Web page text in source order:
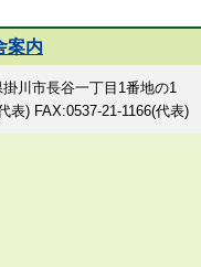
案内
川市長谷一丁目1番地の1
表) FAX:0537-21-1166(代表)